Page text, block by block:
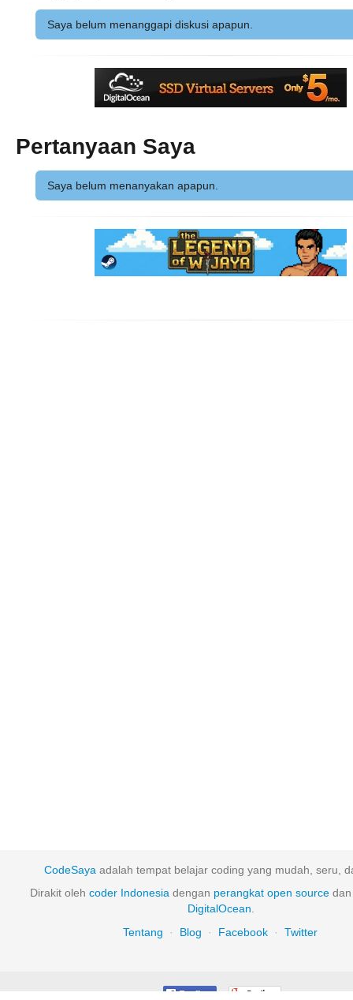
Saya belum menanggapi diskusi apapun.
Pertanyaan Saya
Saya belum menanyakan apapun.
CodeSaya adalah tempat belajar coding yang mudah, seru,
Dirakit oleh coder Indonesia dengan perangkat open source
DigitalOcean
Tentang
· Blog · Facebook · Twitter